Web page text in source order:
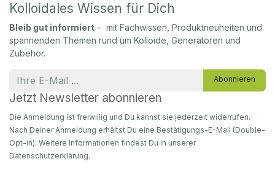
Kolloidales Wissen für Dich
Bleib gut informiert – mit Fachwissen, Produktneuheiten und
spannenden Themen rund um Kolloide, Generatoren und
Zubehör.
Abonnieren
Jetzt Newsletter abonnieren
Die Anmeldung ist freiwillig und Du kannst sie jederzeit widerrufen.
Nach Deiner Anmeldung erhältst Du eine Bestätigungs-E-Mail (Double-
Opt-in). Weitere Informationen findest Du in unserer
Datenschutzerklärung.